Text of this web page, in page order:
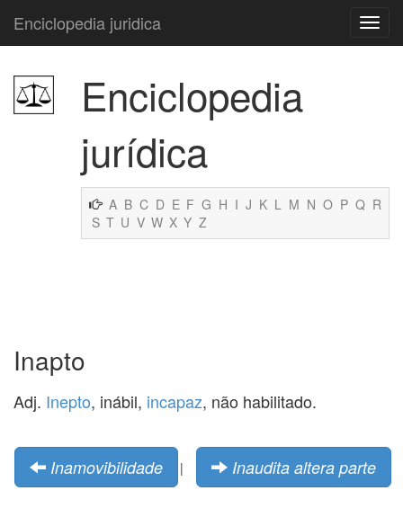
Enciclopedia juridica
Enciclopedia
jurídica
A B C D E F G H I J K L M N O P Q R
S T U V W X Y Z
Inapto
Adj. Inepto, inábil, incapaz, não habilitado.
Inamovibilidade | Inaudita altera parte